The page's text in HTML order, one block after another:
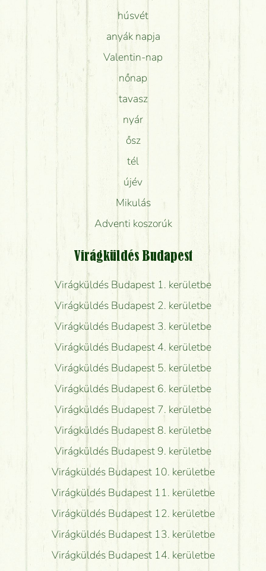
húsvét
anyák napja
Valentin-nap
nőnap
tavasz
nyár
ősz
tél
újév
Mikulás
Adventi koszorúk
Virágküldés Budapest
Virágküldés Budapest 1. kerületbe
Virágküldés Budapest 2. kerületbe
Virágküldés Budapest 3. kerületbe
Virágküldés Budapest 4. kerületbe
Virágküldés Budapest 5. kerületbe
Virágküldés Budapest 6. kerületbe
Virágküldés Budapest 7. kerületbe
Virágküldés Budapest 8. kerületbe
Virágküldés Budapest 9. kerületbe
Virágküldés Budapest 10. kerületbe
Virágküldés Budapest 11. kerületbe
Virágküldés Budapest 12. kerületbe
Virágküldés Budapest 13. kerületbe
Virágküldés Budapest 14. kerületbe